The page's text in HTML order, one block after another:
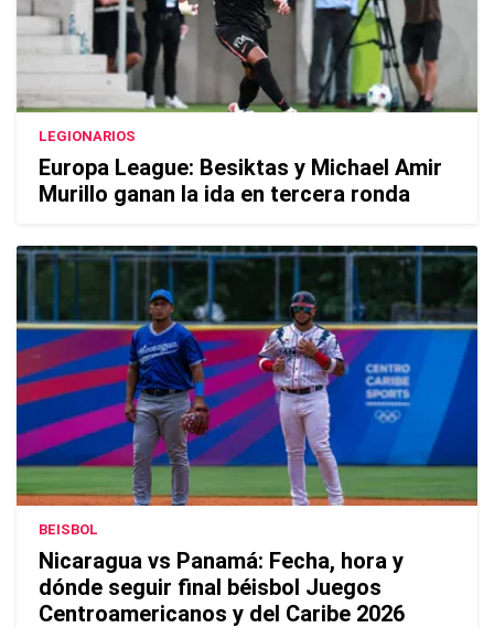
LEGIONARIOS
Europa League: Besiktas y Michael Amir
Murillo ganan la ida en tercera ronda
BEISBOL
Nicaragua vs Panamá: Fecha, hora y
dónde seguir final béisbol Juegos
Centroamericanos y del Caribe 2026